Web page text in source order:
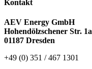
Kontakt
AEV Energy GmbH
Hohendölzschener Str. 1a
01187 Dresden
+49 (0) 351 / 467 1301